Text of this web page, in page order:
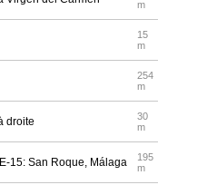
m
15
m
254
m
droite
30
m
15: San Roque, Málaga
195
m